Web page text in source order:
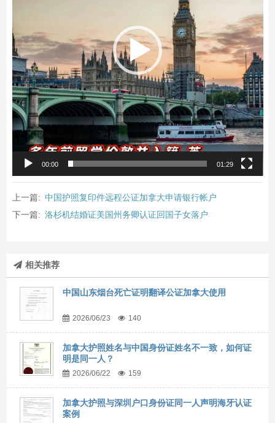
00:00 01:29
上一篇: 中国护照复印件远程公证加拿大申请银行帐户
下一篇: 洛杉机结婚证美国州务卿认证回国子女落户
相关推荐
中国山东烟台死亡证明翻译公证加拿大使用
2026/06/23 140
加拿大护照姓名与中国身份证姓名不一致，如何证
明是同一人？
2026/06/22 159
加拿大护照与深圳户口身份证同一人声明海牙认证
案例